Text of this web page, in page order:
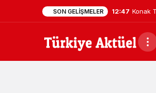
SON GELIŞMELER 12:47 Konak